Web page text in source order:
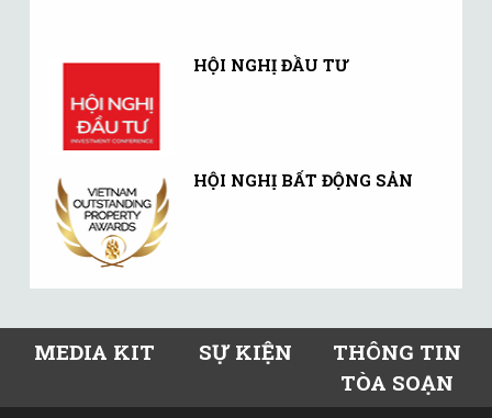
HỘI NGHỊ ĐẦU TƯ
HỘI NGHỊ BẤT ĐỘNG SẢN
MEDIA KIT SỰ KIỆN
THÔNG TIN
TÒA SOẠN